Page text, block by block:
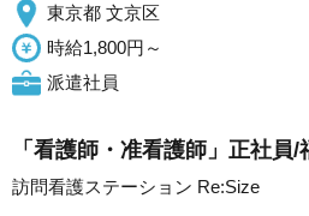
東京都 文京区
時給1,800円～
派遣社員
「看護師・准看護師」正社員
訪問看護ステーション Re:Size